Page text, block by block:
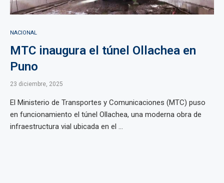
NACIONAL
MTC inaugura el túnel Ollachea en
Puno
23 diciembre, 2025
El Ministerio de Transportes y Comunicaciones (MTC) puso
en funcionamiento el túnel Ollachea, una moderna obra de
infraestructura vial ubicada en el ...